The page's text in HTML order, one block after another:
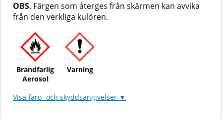
OBS. Färgen som återges från skärmen kan avvika
från den verkliga kulören.
Brandfarlig
Aerosol
Varning
Visa faro- och skyddsangivelser ▼